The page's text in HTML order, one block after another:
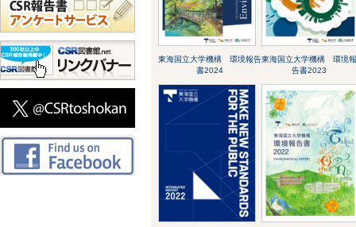
東海国立大学機構 環境報告
書2024
東海国立大学機構 環境
告書2023